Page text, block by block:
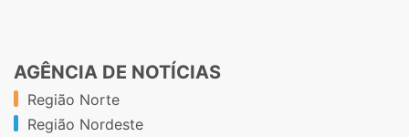
AGÊNCIA DE NOTÍCIAS
Região Norte
Região Nordeste